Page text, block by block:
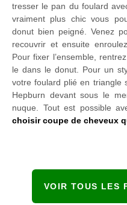
tresser le pan du foulard
vraiment plus chic vous
donut bien peigné. Venez
recouvrir et ensuite
Pour fixer l’ensemble,
le dans le donut. Pour un
votre foulard plié en triangle
Hepburn devant sous le
nuque. Tout est possible
choisir coupe de cheveux
VOIR TOUS LES